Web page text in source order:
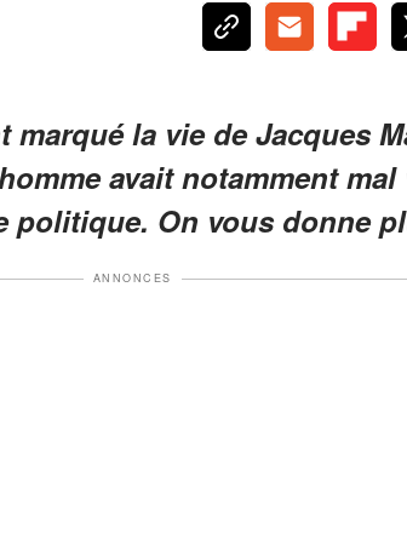
marqué la vie de Jacques
avait notamment mal
politique. On vous donne
ANNONCES